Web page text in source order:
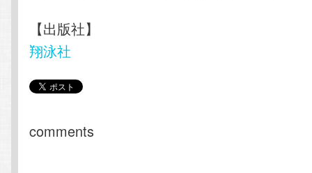
【出版社】
翔泳社
comments